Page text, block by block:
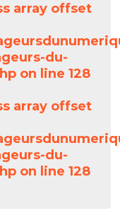
array offset
du-
on line 128
array offset
du-
on line 128